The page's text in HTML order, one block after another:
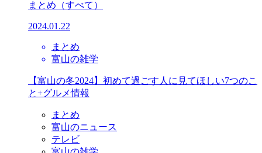
まとめ （すべて）
2024.01.22
まとめ
富山の雑学
【富山の冬2024】初めて過ごす人に見てほしい7つのこ
と+グルメ情報
まとめ
富山のニュース
テレビ